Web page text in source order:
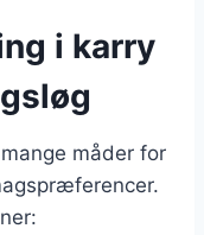
i karry
måder for